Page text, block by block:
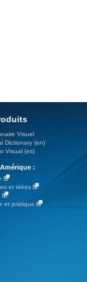
Visuel
Dictionary (en)
Visual (es)
:
et idées
et pratique